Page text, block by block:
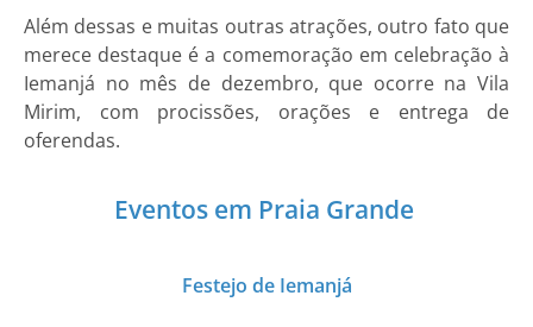
Além dessas e muitas outras atrações, outro fato que
merece destaque é a comemoração em celebração à
Iemanjá no mês de dezembro, que ocorre na Vila
Mirim, com procissões, orações e entrega de
oferendas.
Eventos em Praia Grande
Festejo de Iemanjá